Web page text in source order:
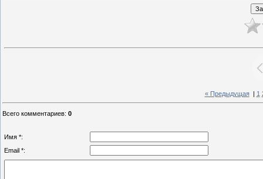
« Предыдущая| 1
Всего комментариев: 0
Имя *:
Email *: